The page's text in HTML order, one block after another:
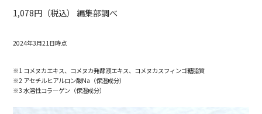
1,078円（税込） 編集部調べ
2024年3月21日時点
※1 コメヌカエキス、コメヌカ発酵液エキス、コメヌカスフィンゴ糖脂質
※2 アセチルヒアルロン酸Na（保湿成分）
※3 水溶性コラーゲン（保湿成分）